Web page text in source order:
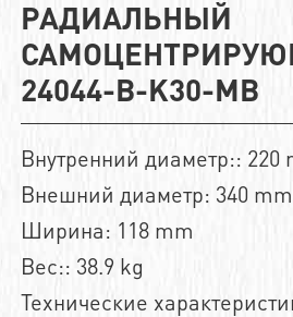
РАДИАЛЬНЫЙ
24044-B-K30-MB
Внутренний диаметр:: 220
Внешний диаметр: 340 mm
Ширина: 118 mm
Вес:: 38.9 kg
Технические